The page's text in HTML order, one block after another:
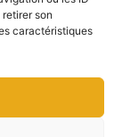
son
caractéristiques